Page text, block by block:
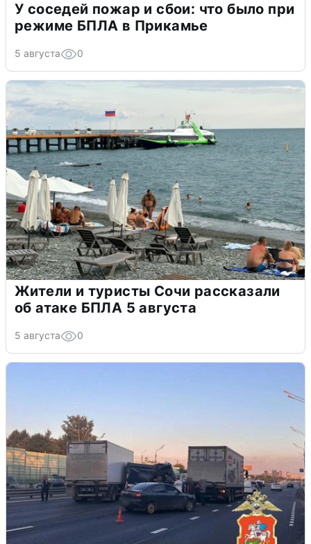
У соседей пожар и сбои: что было при
режиме БПЛА в Прикамье
5 августа 0
Жители и туристы Сочи рассказали
об атаке БПЛА 5 августа
5 августа 0